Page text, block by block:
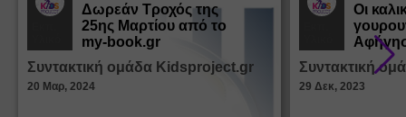
Δωρεάν Tροχός της
25ης Μαρτίου από το
my-book.gr
Συντακτική ομάδα Kidsproject.gr
20 Μαρ, 2024
Οι
από τα
Συντακτική
29 Δεκ, 2023